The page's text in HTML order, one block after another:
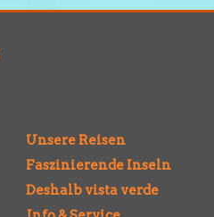
Unsere Reisen
Faszinierende Inseln
Deshalb vista verde